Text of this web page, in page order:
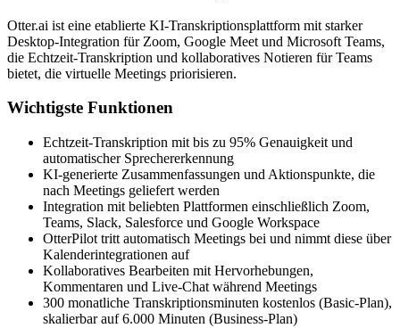
Otter.ai ist eine etablierte KI-Transkriptionsplattform mit starker
Desktop-Integration für Zoom, Google Meet und Microsoft Teams,
die Echtzeit-Transkription und kollaboratives Notieren für Teams
bietet, die virtuelle Meetings priorisieren.
Wichtigste Funktionen
Echtzeit-Transkription mit bis zu 95% Genauigkeit und
automatischer Sprechererkennung
KI-generierte Zusammenfassungen und Aktionspunkte, die
nach Meetings geliefert werden
Integration mit beliebten Plattformen einschließlich Zoom,
Teams, Slack, Salesforce und Google Workspace
OtterPilot tritt automatisch Meetings bei und nimmt diese über
Kalenderintegrationen auf
Kollaboratives Bearbeiten mit Hervorhebungen,
Kommentaren und Live-Chat während Meetings
300 monatliche Transkriptionsminuten kostenlos (Basic-Plan),
skalierbar auf 6.000 Minuten (Business-Plan)